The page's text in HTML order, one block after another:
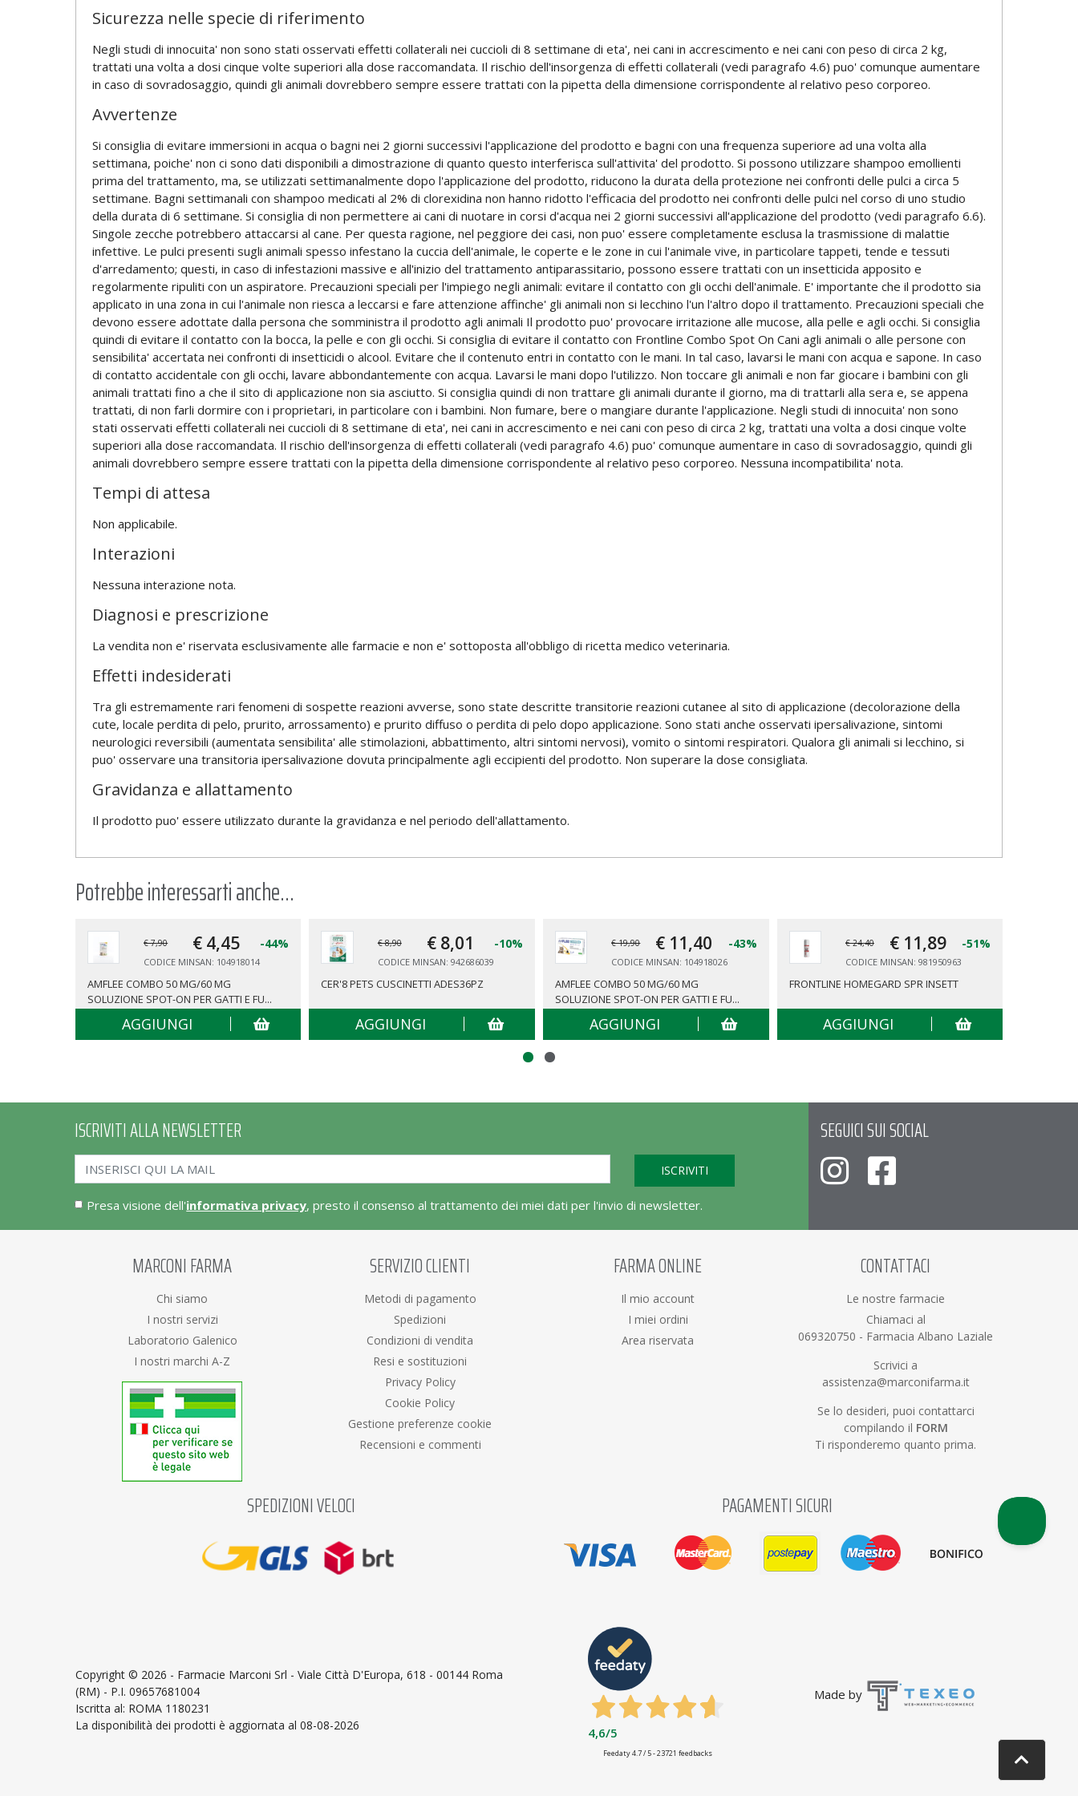
Sicurezza nelle specie di riferimento
Negli studi di innocuita' non sono stati osservati effetti collaterali nei cuccioli di 8 settimane di eta', nei cani in accrescimento e nei cani con peso di circa 2 kg,
trattati una volta a dosi cinque volte superiori alla dose raccomandata. Il rischio dell'insorgenza di effetti collaterali (vedi paragrafo 4.6) puo' comunque aumentare
in caso di sovradosaggio, quindi gli animali dovrebbero sempre essere trattati con la pipetta della dimensione corrispondente al relativo peso corporeo.
Avvertenze
Si consiglia di evitare immersioni in acqua o bagni nei 2 giorni successivi l'applicazione del prodotto e bagni con una frequenza superiore ad una volta alla
settimana, poiche' non ci sono dati disponibili a dimostrazione di quanto questo interferisca sull'attivita' del prodotto. Si possono utilizzare shampoo emollienti
prima del trattamento, ma, se utilizzati settimanalmente dopo l'applicazione del prodotto, riducono la durata della protezione nei confronti delle pulci a circa 5
settimane. Bagni settimanali con shampoo medicati al 2% di clorexidina non hanno ridotto l'efficacia del prodotto nei confronti delle pulci nel corso di uno studio
della durata di 6 settimane. Si consiglia di non permettere ai cani di nuotare in corsi d'acqua nei 2 giorni successivi all'applicazione del prodotto (vedi paragrafo 6.6).
Singole zecche potrebbero attaccarsi al cane. Per questa ragione, nel peggiore dei casi, non puo' essere completamente esclusa la trasmissione di malattie
infettive. Le pulci presenti sugli animali spesso infestano la cuccia dell'animale, le coperte e le zone in cui l'animale vive, in particolare tappeti, tende e tessuti
d'arredamento; questi, in caso di infestazioni massive e all'inizio del trattamento antiparassitario, possono essere trattati con un insetticida apposito e
regolarmente ripuliti con un aspiratore. Precauzioni speciali per l'impiego negli animali: evitare il contatto con gli occhi dell'animale. E' importante che il prodotto sia
applicato in una zona in cui l'animale non riesca a leccarsi e fare attenzione affinche' gli animali non si lecchino l'un l'altro dopo il trattamento. Precauzioni speciali che
devono essere adottate dalla persona che somministra il prodotto agli animali Il prodotto puo' provocare irritazione alle mucose, alla pelle e agli occhi. Si consiglia
quindi di evitare il contatto con la bocca, la pelle e con gli occhi. Si consiglia di evitare il contatto con Frontline Combo Spot On Cani agli animali o alle persone con
sensibilita' accertata nei confronti di insetticidi o alcool. Evitare che il contenuto entri in contatto con le mani. In tal caso, lavarsi le mani con acqua e sapone. In caso
di contatto accidentale con gli occhi, lavare abbondantemente con acqua. Lavarsi le mani dopo l'utilizzo. Non toccare gli animali e non far giocare i bambini con gli
animali trattati fino a che il sito di applicazione non sia asciutto. Si consiglia quindi di non trattare gli animali durante il giorno, ma di trattarli alla sera e, se appena
trattati, di non farli dormire con i proprietari, in particolare con i bambini. Non fumare, bere o mangiare durante l'applicazione. Negli studi di innocuita' non sono
stati osservati effetti collaterali nei cuccioli di 8 settimane di eta', nei cani in accrescimento e nei cani con peso di circa 2 kg, trattati una volta a dosi cinque volte
superiori alla dose raccomandata. Il rischio dell'insorgenza di effetti collaterali (vedi paragrafo 4.6) puo' comunque aumentare in caso di sovradosaggio, quindi gli
animali dovrebbero sempre essere trattati con la pipetta della dimensione corrispondente al relativo peso corporeo. Nessuna incompatibilita' nota.
Tempi di attesa
Non applicabile.
Interazioni
Nessuna interazione nota.
Diagnosi e prescrizione
La vendita non e' riservata esclusivamente alle farmacie e non e' sottoposta all'obbligo di ricetta medico veterinaria.
Effetti indesiderati
Tra gli estremamente rari fenomeni di sospette reazioni avverse, sono state descritte transitorie reazioni cutanee al sito di applicazione (decolorazione della
cute, locale perdita di pelo, prurito, arrossamento) e prurito diffuso o perdita di pelo dopo applicazione. Sono stati anche osservati ipersalivazione, sintomi
neurologici reversibili (aumentata sensibilita' alle stimolazioni, abbattimento, altri sintomi nervosi), vomito o sintomi respiratori. Qualora gli animali si lecchino, si
puo' osservare una transitoria ipersalivazione dovuta principalmente agli eccipienti del prodotto. Non superare la dose consigliata.
Gravidanza e allattamento
Il prodotto puo' essere utilizzato durante la gravidanza e nel periodo dell'allattamento.
Potrebbe interessarti anche...
€ 7,90 € 4,45 -44%
CODICE MINSAN: 104918014
AMFLEE COMBO 50 MG/60 MG
SOLUZIONE SPOT-ON PER GATTI E FU...
AGGIUNGI
€ 8,90 € 8,01 -10%
CODICE MINSAN: 942686039
CER'8 PETS CUSCINETTI ADES36PZ
AGGIUNGI
€ 19,90 € 11,40 -43%
CODICE MINSAN: 104918026
AMFLEE COMBO 50 MG/60 MG
SOLUZIONE SPOT-ON PER GATTI E FU...
AGGIUNGI
€ 24,40 € 11,89 -51%
CODICE MINSAN: 981950963
FRONTLINE HOMEGARD SPR INSETT
AGGIUNGI
ISCRIVITI ALLA NEWSLETTER
Presa visione dell'informativa privacy, presto il consenso al trattamento dei miei dati per l'invio di newsletter.
SEGUICI SUI SOCIAL
MARCONI FARMA
Chi siamo
I nostri servizi
Laboratorio Galenico
I nostri marchi A-Z
SERVIZIO CLIENTI
Metodi di pagamento
Spedizioni
Condizioni di vendita
Resi e sostituzioni
Privacy Policy
Cookie Policy
Gestione preferenze cookie
Recensioni e commenti
FARMA ONLINE
Il mio account
I miei ordini
Area riservata
CONTATTACI
Le nostre farmacie
Chiamaci al
069320750 - Farmacia Albano Laziale
Scrivici a
assistenza@marconifarma.it
Se lo desideri, puoi contattarci
compilando il FORM
Ti risponderemo quanto prima.
SPEDIZIONI VELOCI PAGAMENTI SICURI
Copyright © 2026 - Farmacie Marconi Srl - Viale Città D'Europa, 618 - 00144 Roma
(RM) - P.I. 09657681004
Iscritta al: ROMA 1180231
La disponibilità dei prodotti è aggiornata al 08-08-2026
4,6/5
Feedaty4.7/ 5-23721 feedbacks
Made by